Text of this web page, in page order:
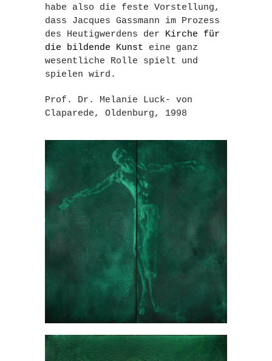
habe also die feste Vorstellung,
dass Jacques Gassmann im Prozess
des Heutigwerdens der Kirche für
die bildende Kunst eine ganz
wesentliche Rolle spielt und
spielen wird.
Prof. Dr. Melanie Luck- von
Claparede, Oldenburg, 1998